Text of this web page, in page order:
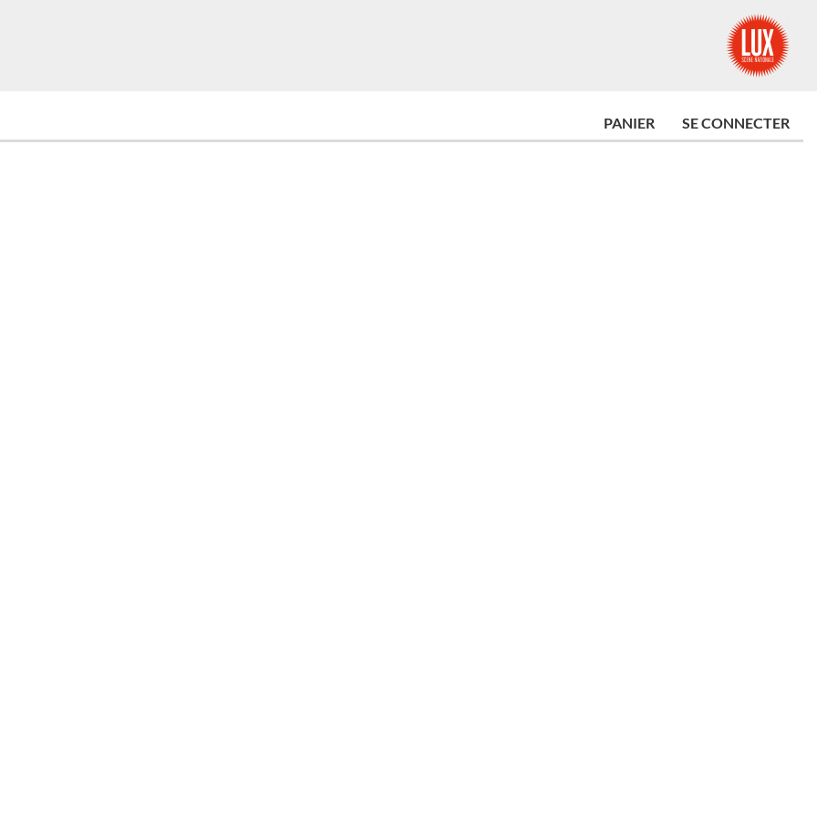
PANIER SE CONNECTER